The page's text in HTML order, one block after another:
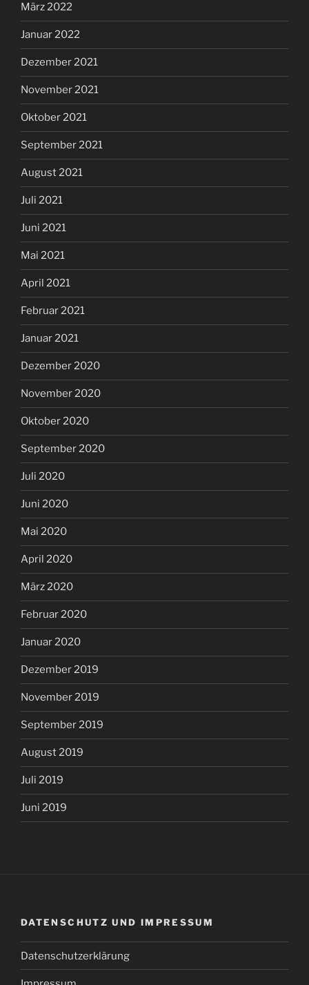
März 2022
Januar 2022
Dezember 2021
November 2021
Oktober 2021
September 2021
August 2021
Juli 2021
Juni 2021
Mai 2021
April 2021
Februar 2021
Januar 2021
Dezember 2020
November 2020
Oktober 2020
September 2020
Juli 2020
Juni 2020
Mai 2020
April 2020
März 2020
Februar 2020
Januar 2020
Dezember 2019
November 2019
September 2019
August 2019
Juli 2019
Juni 2019
DATENSCHUTZ UND IMPRESSUM
Datenschutzerklärung